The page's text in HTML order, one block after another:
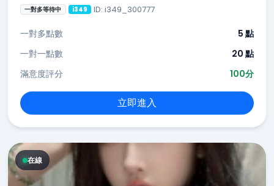
一對多等待中 i349 ID: i349_300777
一對多點數
5 點
一對一點數
20 點
滿意度評分
100分
立即進入
在線